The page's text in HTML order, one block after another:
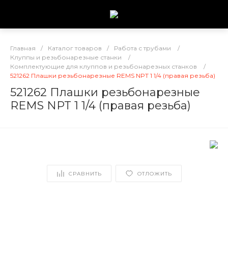
Главная / Каталог товаров / Работа с трубами
/
Клуппы и резьбонарезные станки
/
Комплектующие для клуппов и резьбонарезных станков
/
521262 Плашки резьбонарезные REMS NPT 1 1/4 (правая резьба)
521262 Плашки резьбонарезные
REMS NPT 1 1/4 (правая резьба)
СРАВНИТЬ ОТЛОЖИТЬ